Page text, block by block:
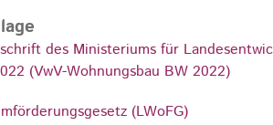
des Ministeriums für
(VwV-Wohnungsbau BW 2022)
(LWoFG)